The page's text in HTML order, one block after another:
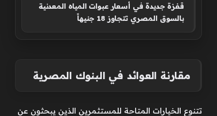
قفزة جديدة في أسعار عبوات المياه المعدنية
بالسوق المصري تتجاوز 18 جنيهاً
مقارنة العوائد في البنوك المصرية
تتنوع الخيارات المتاحة للمستثمرين الذين يبحثون عن